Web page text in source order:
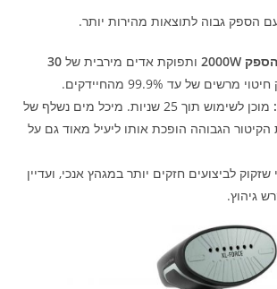
הספק גבוה לתוצאות מהירות יותר.
הספק 2000W ותפוקת אדים מירבית של30
מרשים של עד 99.9% מהחיידקים.
מוכן לשימוש תוך 25 שניות. מיכל מים נשלף של
הקיטור הגבוהה הופכת אותו ליעיל מאוד גם על
שזקוק לביצועים חזקים יותר במגהץ אנכי, ועדיין
גיהוץ.